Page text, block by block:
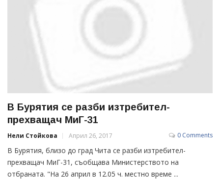
В Бурятия се разби изтребител-
прехващач МиГ-31
Нели Стойкова Април 26, 2017 0 Comments
В Бурятия, близо до град Чита се разби изтребител-
прехващач МиГ-31, съобщава Министерството на
отбраната. "На 26 април в 12.05 ч. местно време ...